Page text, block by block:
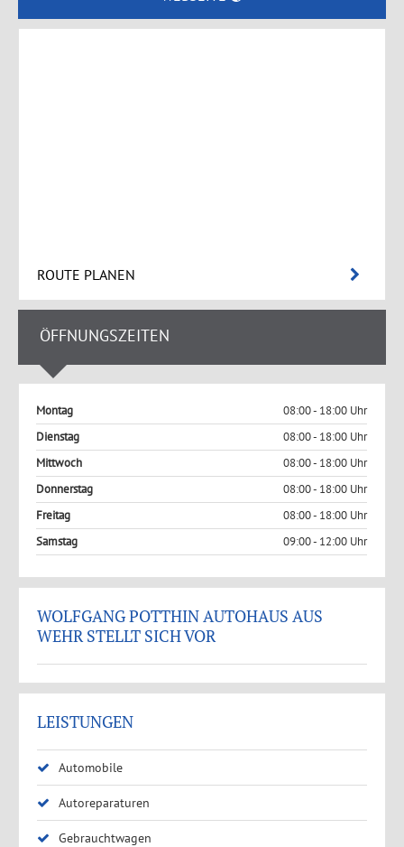
ROUTE PLANEN
ÖFFNUNGSZEITEN
Montag
08:00 - 18:00 Uhr
Dienstag
08:00 - 18:00 Uhr
Mittwoch
08:00 - 18:00 Uhr
Donnerstag
08:00 - 18:00 Uhr
Freitag
08:00 - 18:00 Uhr
Samstag
09:00 - 12:00 Uhr
WOLFGANG POTTHIN AUTOHAUS AUS
WEHR STELLT SICH VOR
LEISTUNGEN
Automobile
Autoreparaturen
Gebrauchtwagen